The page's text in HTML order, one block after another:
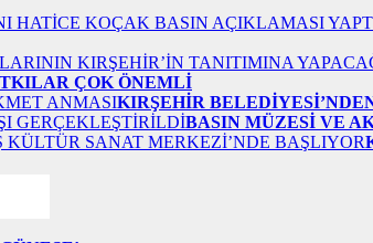
ÇOK ÖNEMLİ
KIRŞEHİR
BASIN MÜZESİ VE